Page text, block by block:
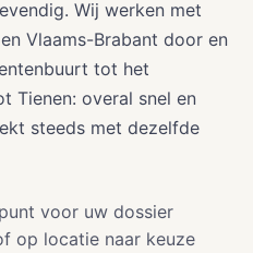
Wij werken met
Vlaams-Brabant door en
tot het
Tienen: overal snel en
steeds met dezelfde
voor uw dossier
op locatie naar keuze